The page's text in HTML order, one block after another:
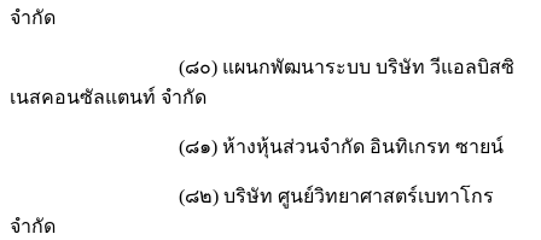
จำกัด
(๘๐) แผนกพัฒนาระบบ บริษัท วีแอลบิสซิ
เนสคอนซัลแตนท์ จำกัด
(๘๑) ห้างหุ้นส่วนจำกัด อินทิเกรท ซายน์
(๘๒) บริษัท ศูนย์วิทยาศาสตร์เบทาโกร
จำกัด